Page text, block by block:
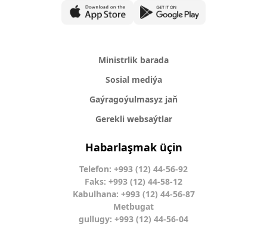
Ministrlik barada
Sosial mediýa
Gaýragoýulmasyz jaň
Gerekli websaýtlar
Habarlaşmak üçin
Telefon: +993 (12) 44-56-92
Faks: +993 (12) 44-58-12
Kabulhana: +993 (12) 44-56-87
Metbugat
gullugy: +993 (12) 44-56-04